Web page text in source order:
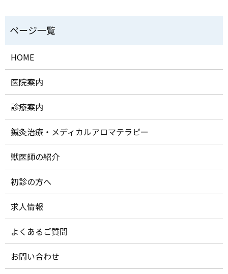
HOME
医院案内
診療案内
鍼灸治療・メディカルアロマテラピー
獣医師の紹介
初診の方へ
求人情報
よくあるご質問
お問い合わせ